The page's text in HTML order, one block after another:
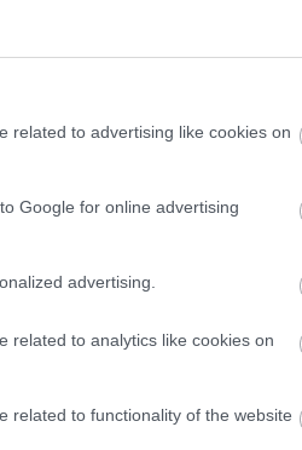
related to advertising like cookies on
Google for online advertising
advertising.
related to analytics like cookies on
related to functionality of the website
budúci rok vám kvety
CHALUPA